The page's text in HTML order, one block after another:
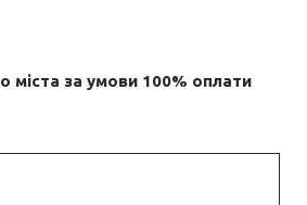
міста за умови 100% оплати